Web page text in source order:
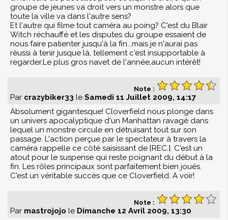
groupe de jeunes va droit vers un monstre alors que
toute la ville va dans l'autre sens?
Et l'autre qui filme tout caméra au poing? C'est du Blair
Witch réchauffé et les disputes du groupe essaient de
nous faire patienter jusqu'à la fin...mais je n'aurai pas
réussi à tenir jusque là, tellement c'est insupportable à
regarder.Le plus gros navet de l'année,aucun intérêt!
Note :
Par crazybiker33 le Samedi 11 Juillet 2009, 14:17
Absolument gigantesque! Cloverfield nous plonge dans
un univers apocalyptique d'un Manhattan ravagé dans
lequel un monstre circule en détruisant tout sur son
passage. L'action perçue par le spectateur à travers la
caméra rappelle ce côté saisissant de [REC.]. C'est un
atout pour le suspense qui reste poignant du début à la
fin. Les rôles principaux sont parfaitement bien joués.
C'est un véritable succès que ce Cloverfield. A voir!
Note :
Par mastrojojo le Dimanche 12 Avril 2009, 13:30